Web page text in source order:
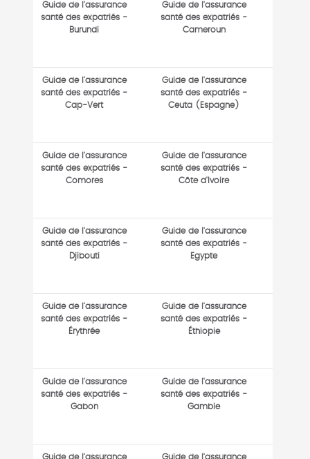
Guide de l'assurance
santé des expatriés -
Burundi
Guide de l'assurance
santé des expatriés -
Cameroun
Guide de l'assurance
santé des expatriés -
Cap-Vert
Guide de l'assurance
santé des expatriés -
Ceuta (Espagne)
Guide de l'assurance
santé des expatriés -
Comores
Guide de l'assurance
santé des expatriés -
Côte d'Ivoire
Guide de l'assurance
santé des expatriés -
Djibouti
Guide de l'assurance
santé des expatriés -
Egypte
Guide de l'assurance
santé des expatriés -
Érythrée
Guide de l'assurance
santé des expatriés -
Éthiopie
Guide de l'assurance
santé des expatriés -
Gabon
Guide de l'assurance
santé des expatriés -
Gambie
Guide de l'assurance
Guide de l'assurance